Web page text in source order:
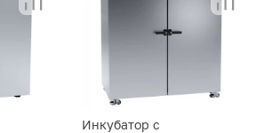
Инкубатор с